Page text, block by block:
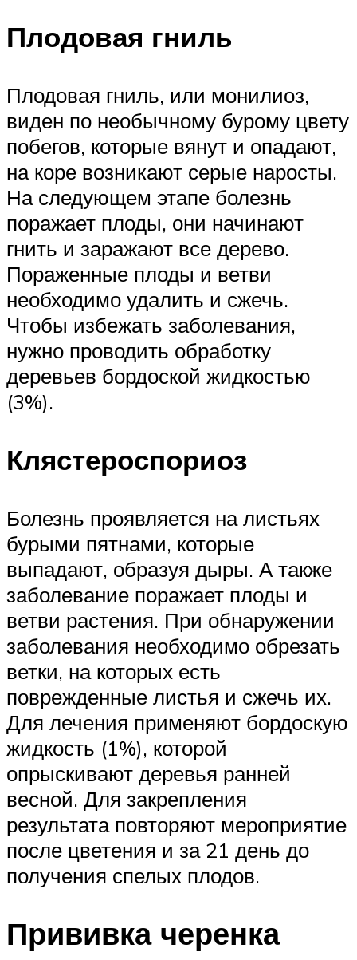
Плодовая гниль
Плодовая гниль, или монилиоз,
виден по необычному бурому цвету
побегов, которые вянут и опадают,
на коре возникают серые наросты.
На следующем этапе болезнь
поражает плоды, они начинают
гнить и заражают все дерево.
Пораженные плоды и ветви
необходимо удалить и сжечь.
Чтобы избежать заболевания,
нужно проводить обработку
деревьев бордоской жидкостью
(3%).
Клястероспориоз
Болезнь проявляется на листьях
бурыми пятнами, которые
выпадают, образуя дыры. А также
заболевание поражает плоды и
ветви растения. При обнаружении
заболевания необходимо обрезать
ветки, на которых есть
поврежденные листья и сжечь их.
Для лечения применяют бордоскую
жидкость (1%), которой
опрыскивают деревья ранней
весной. Для закрепления
результата повторяют мероприятие
после цветения и за 21 день до
получения спелых плодов.
Прививка черенка